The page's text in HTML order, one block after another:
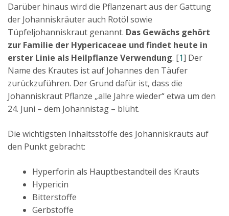
Darüber hinaus wird die Pflanzenart aus der Gattung
der Johanniskräuter auch Rotöl sowie
Tüpfeljohanniskraut genannt. Das Gewächs gehört
zur Familie der Hypericaceae und findet heute in
erster Linie als Heilpflanze Verwendung. [1] Der
Name des Krautes ist auf Johannes den Täufer
zurückzuführen. Der Grund dafür ist, dass die
Johanniskraut Pflanze „alle Jahre wieder“ etwa um den
24. Juni – dem Johannistag – blüht.
Die wichtigsten Inhaltsstoffe des Johanniskrauts auf
den Punkt gebracht:
Hyperforin als Hauptbestandteil des Krauts
Hypericin
Bitterstoffe
Gerbstoffe